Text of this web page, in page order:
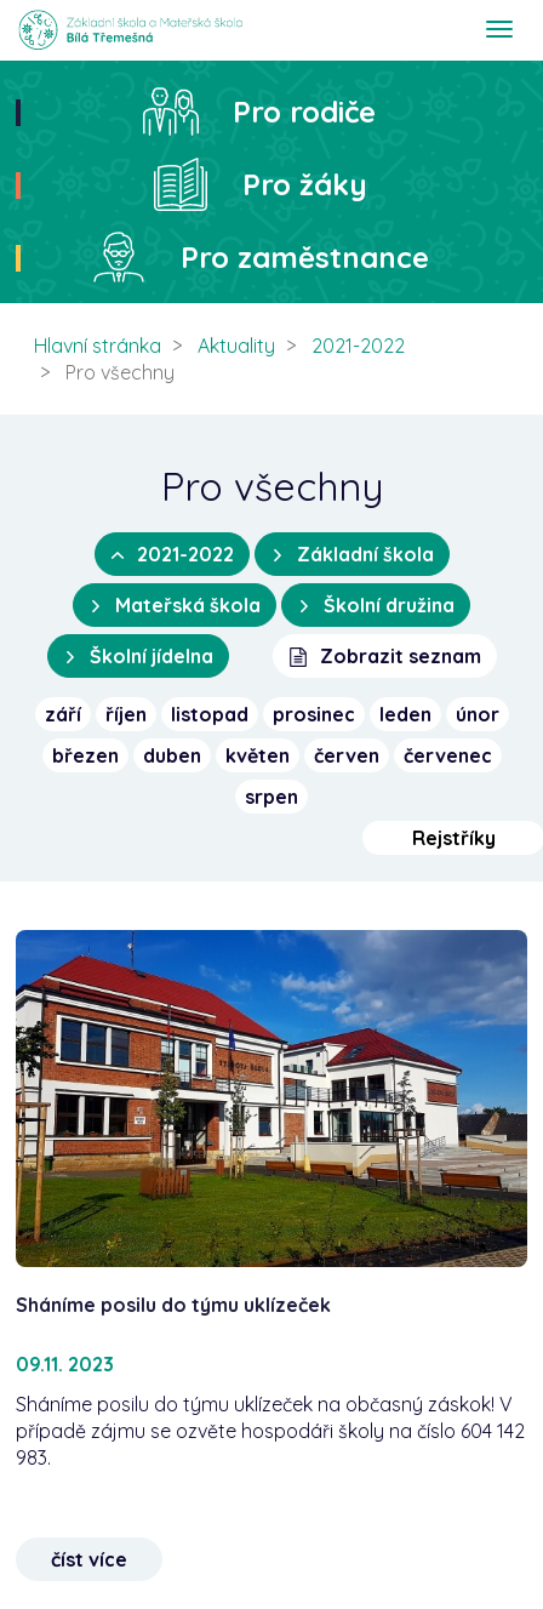
T
t
Hledat
Pro rodiče
Pro žáky
Pro zaměstnance
Hlavní stránka Aktuality
2021-2022
Pro všechny
Pro všechny
2021-2022 Základní škola
Mateřská škola Školní družina
Školní jídelna Zobrazit seznam
září říjen listopad prosinec leden
únor
březen
duben květen červen
červenec
srpen
Rejstříky
Sháníme posilu do týmu uklízeček
09.11. 2023
Sháníme posilu do týmu uklízeček na občasný záskok! V
případě zájmu se ozvěte hospodáři školy na číslo 604 142
983.
číst více